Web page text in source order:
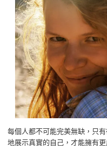
每個人都不可能完美無缺，只
地展示真實的自己，才能擁有